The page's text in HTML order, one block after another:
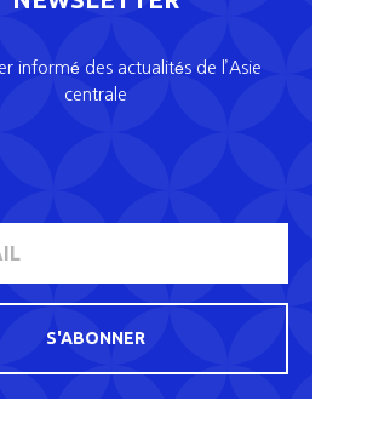
informé des actualités de l’Asie
centrale
S'ABONNER